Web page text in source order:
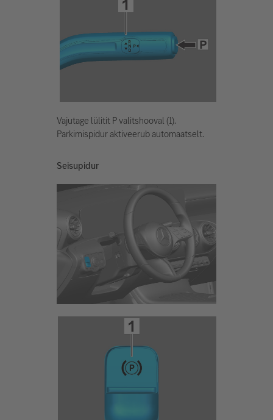
Vajutage lülitit P valitshooval (1).
Parkimispidur aktiveerub automaatselt.
Seisupidur